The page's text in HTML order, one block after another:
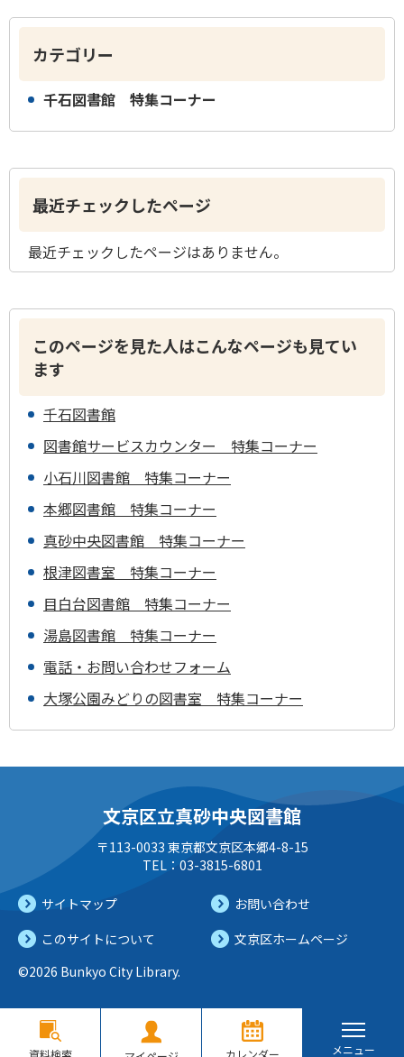
カテゴリー
千石図書館 特集コーナー
最近チェックしたページ
最近チェックしたページはありません。
このページを見た人はこんなページも見てい
ます
千石図書館
図書館サービスカウンター 特集コーナー
小石川図書館 特集コーナー
本郷図書館 特集コーナー
真砂中央図書館 特集コーナー
根津図書室 特集コーナー
目白台図書館 特集コーナー
湯島図書館 特集コーナー
電話・お問い合わせフォーム
大塚公園みどりの図書室 特集コーナー
文京区立真砂中央図書館
〒113-0033 東京都文京区本郷4-8-15
TEL：03-3815-6801
サイトマップ
お問い合わせ
このサイトについて
文京区ホームページ
©2026 Bunkyo City Library.
資料検索 カレンダー メニュー